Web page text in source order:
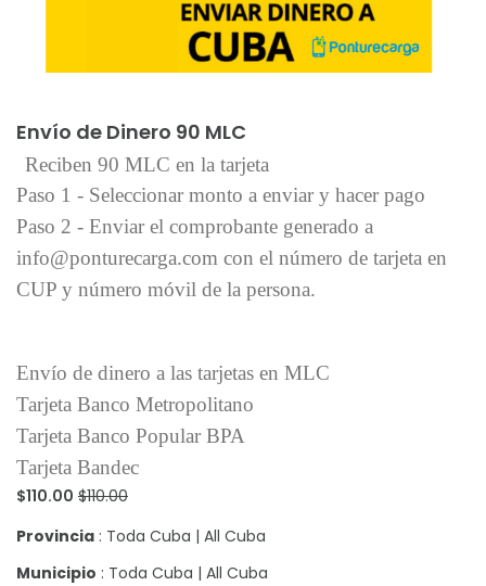
Envío de Dinero 90 MLC
Reciben 90 MLC en la tarjeta
Paso 1 - Seleccionar monto a enviar y hacer pago
Paso 2 - Enviar el comprobante generado a
info@ponturecarga.com con el número de tarjeta en
CUP y número móvil de la persona.
Envío de dinero a las tarjetas en MLC
Tarjeta Banco Metropolitano
Tarjeta Banco Popular BPA
Tarjeta Bandec
$110.00 $110.00
Provincia : Toda Cuba | All Cuba
Municipio : Toda Cuba | All Cuba